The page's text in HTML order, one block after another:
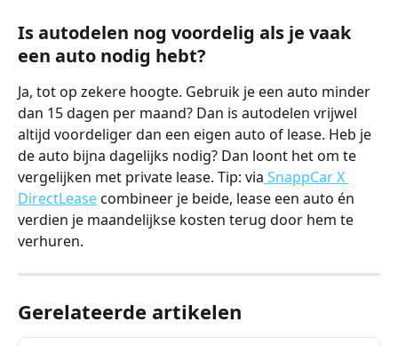
Is autodelen nog voordelig als je vaak
een auto nodig hebt?
Ja, tot op zekere hoogte. Gebruik je een auto minder
dan 15 dagen per maand? Dan is autodelen vrijwel
altijd voordeliger dan een eigen auto of lease. Heb je
de auto bijna dagelijks nodig? Dan loont het om te
vergelijken met private lease. Tip: via SnappCar X
DirectLease combineer je beide, lease een auto én
verdien je maandelijkse kosten terug door hem te
verhuren.
Gerelateerde artikelen